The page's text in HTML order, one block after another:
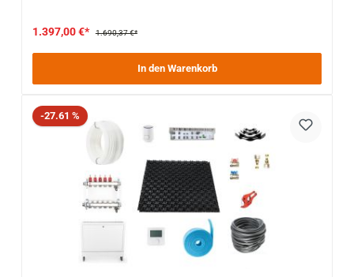
1.397,00 €* 1.690,37 €*
In den Warenkorb
Rabatt
-27.61 %